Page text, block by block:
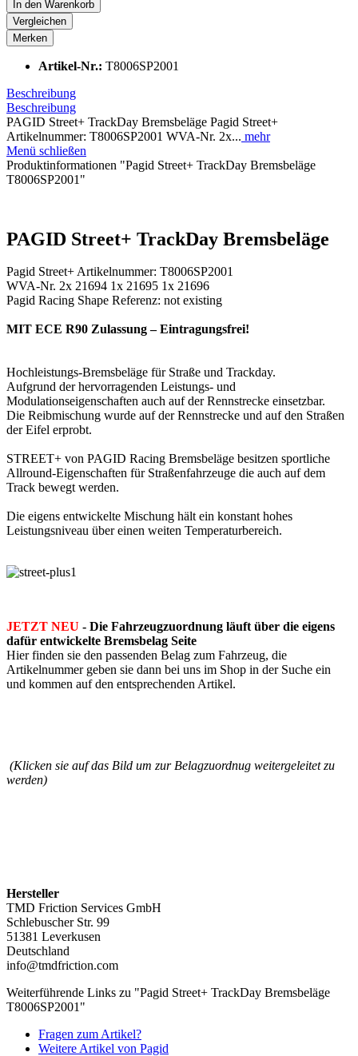
In den Warenkorb
Vergleichen
Merken
Artikel-Nr.: T8006SP2001
Beschreibung
Beschreibung
PAGID Street+ TrackDay Bremsbeläge Pagid Street+
Artikelnummer: T8006SP2001 WVA-Nr. 2x... mehr
Menü schließen
Produktinformationen "Pagid Street+ TrackDay Bremsbeläge
T8006SP2001"
PAGID Street+ TrackDay Bremsbeläge
Pagid Street+ Artikelnummer: T8006SP2001
WVA-Nr. 2x 21694 1x 21695 1x 21696
Pagid Racing Shape Referenz: not existing
MIT ECE R90 Zulassung – Eintragungsfrei!
Hochleistungs-Bremsbeläge für Straße und Trackday.
Aufgrund der hervorragenden Leistungs- und
Modulationseigenschaften auch auf der Rennstrecke einsetzbar.
Die Reibmischung wurde auf der Rennstrecke und auf den Straßen
der Eifel erprobt.
STREET+ von PAGID Racing Bremsbeläge besitzen sportliche
Allround-Eigenschaften für Straßenfahrzeuge die auch auf dem
Track bewegt werden.
Die eigens entwickelte Mischung hält ein konstant hohes
Leistungsniveau über einen weiten Temperaturbereich.
JETZT NEU - Die Fahrzeugzuordnung läuft über die eigens
dafür entwickelte Bremsbelag Seite
Hier finden sie den passenden Belag zum Fahrzeug, die
Artikelnummer geben sie dann bei uns im Shop in der Suche ein
und kommen auf den entsprechenden Artikel.
(Klicken sie auf das Bild um zur Belagzuordnug weitergeleitet zu
werden)
Hersteller
TMD Friction Services GmbH
Schlebuscher Str. 99
51381 Leverkusen
Deutschland
info@tmdfriction.com
Weiterführende Links zu "Pagid Street+ TrackDay Bremsbeläge
T8006SP2001"
Fragen zum Artikel?
Weitere Artikel von Pagid